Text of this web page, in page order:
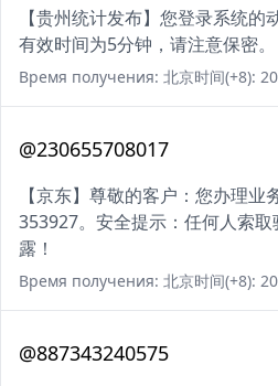
【贵州统计发布】您登录系统
有效时间为5分钟，请注意保密。
Время получения: 北京时间(+8):
@230655708017
【京东】尊敬的客户：您办理业
353927。安全提示：任何人索
露！
Время получения: 北京时间(+8):
@887343240575